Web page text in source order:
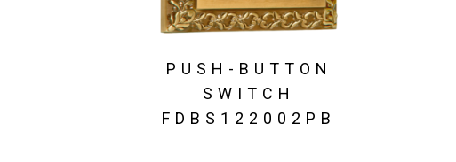
PUSH-BUTTON
SWITCH
FDBS122002PB